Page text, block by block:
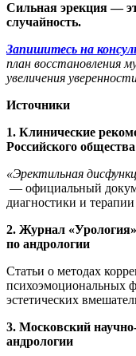
Сильная эрекция —
случайность.
Запишитесь на
план восстановления
увеличения
Источники
1. Клинические
Российского
«Эректильная
— официальный
диагностики и
2. Журнал
по андрологии
Статьи о методах
психоэмоциональных
эстетических
3. Московский
андрологии